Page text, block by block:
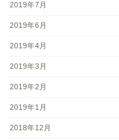
2019年7月
2019年6月
2019年4月
2019年3月
2019年2月
2019年1月
2018年12月